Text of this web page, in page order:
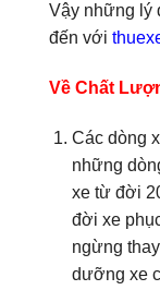
Vậy những lý
đến với
Về Chất
Các dòng
những
xe từ đời
đời xe
ngừng
dưỡng xe